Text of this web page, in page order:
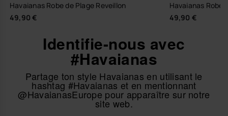
Havaianas Robe de Plage Reveillon
49,90 €
Havaianas Robe
49,90 €
Identifie-nous avec
#Havaianas
Partage ton style Havaianas en utilisant le
hashtag #Havaianas et en mentionnant
@HavaianasEurope pour apparaître sur notre
site web.